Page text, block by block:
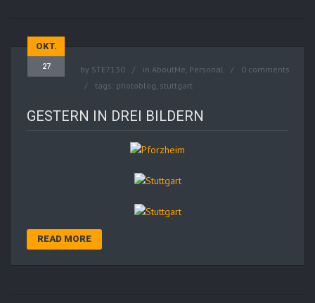
OKT.
27 by STE7130 in AboutMe Personal
0 comments
tags: photoblog stuttgart
GESTERN IN DREI BILDERN
READ MORE